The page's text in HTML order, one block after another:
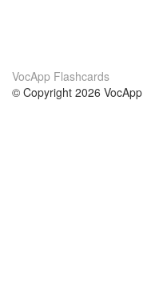
VocApp Flashcards
© Copyright 2026 VocApp